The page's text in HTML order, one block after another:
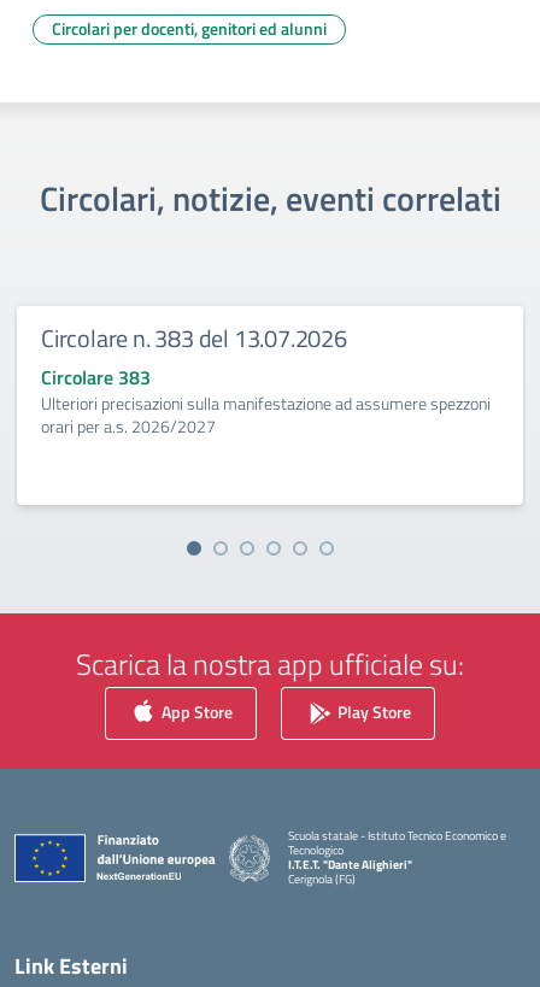
Circolari per docenti, genitori ed alunni
Circolari, notizie, eventi correlati
Circolare n. 383 del 13.07.2026
Circolare 383
Ulteriori precisazioni sulla manifestazione ad assumere spezzoni
orari per a.s. 2026/2027
Scarica la nostra app ufficiale su:
App Store Play Store
Scuola statale - Istituto Tecnico Economico e
Tecnologico
I.T.E.T. "Dante Alighieri"
Cerignola (FG)
— Visita la pagina iniziale della scuola
Link Esterni